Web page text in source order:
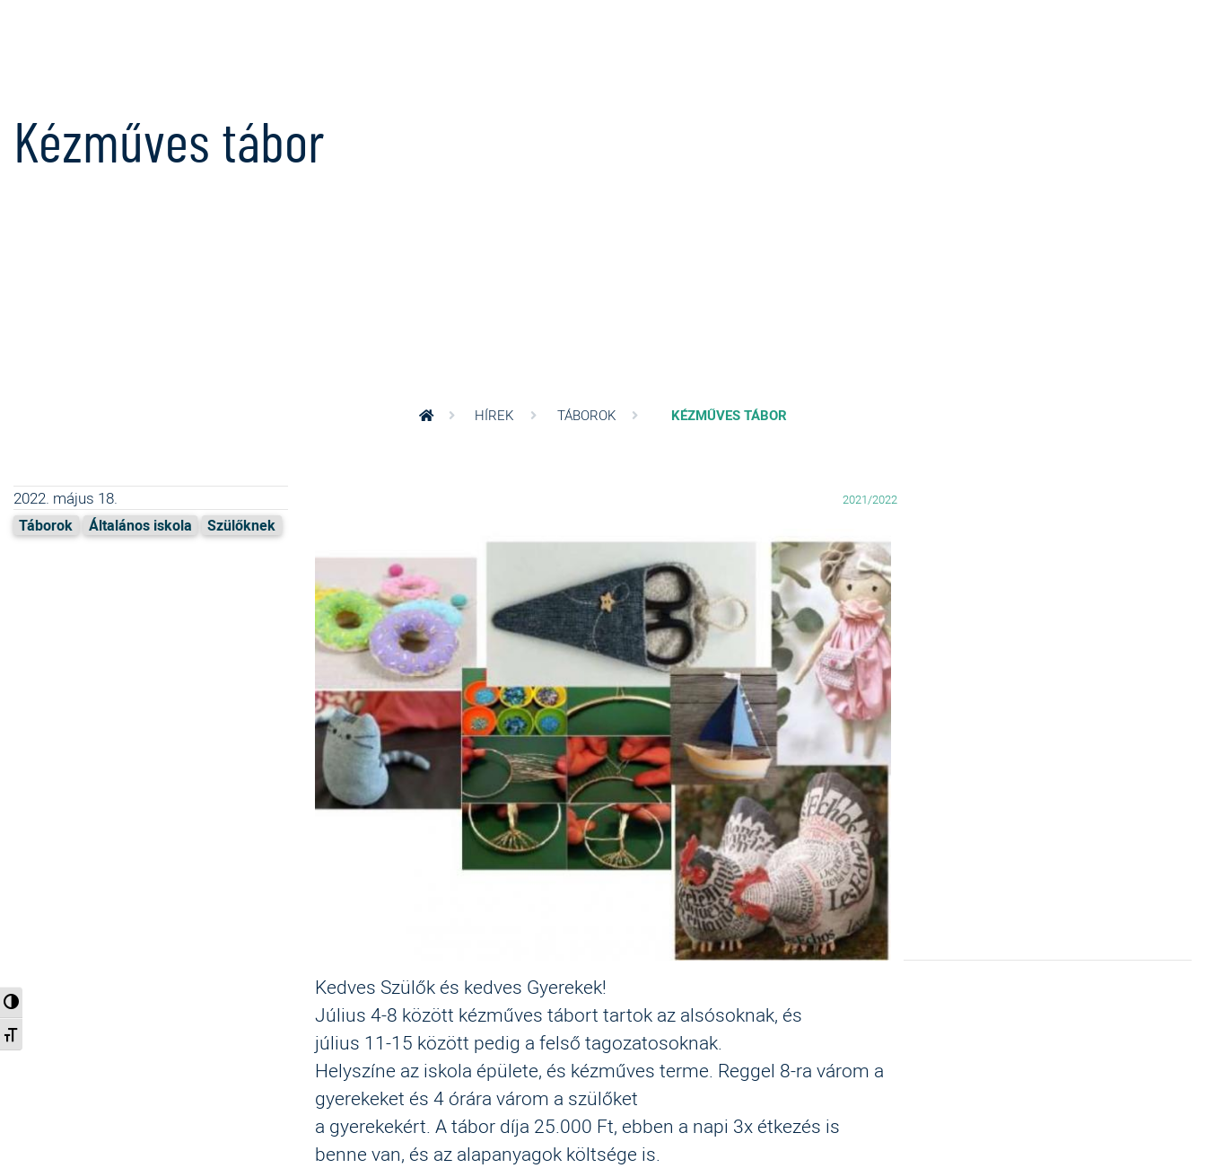
Nagy kontraszt váltása
Betűméret váltása
Kézműves tábor
HÍREK TÁBOROK KÉZMŰVES TÁBOR
2021/2022
Kedves Szülők és kedves Gyerekek!
Július 4-8 között kézműves tábort tartok az alsósoknak, és
július 11-15 között pedig a felső tagozatosoknak.
Helyszíne az iskola épülete, és kézműves terme. Reggel 8-ra várom a
gyerekeket és 4 órára várom a szülőket
a gyerekekért. A tábor díja 25.000 Ft, ebben a napi 3x étkezés is
benne van, és az alapanyagok költsége is.
2022. május 18.
Táborok Általános iskola Szülőknek